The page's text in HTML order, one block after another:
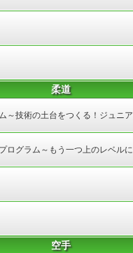
柔道
～技術の土台をつくる！ジュニ
ログラム～もう一つ上のレベル
空手